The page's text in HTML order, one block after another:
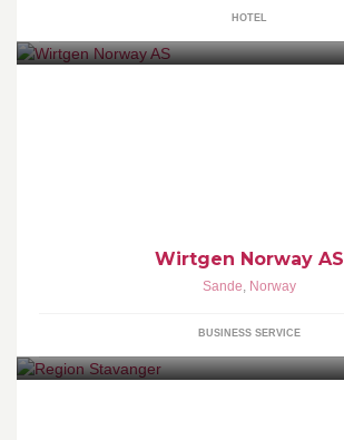
HOTEL
Wirtgen Norway AS
Sande, Norway
BUSINESS SERVICE